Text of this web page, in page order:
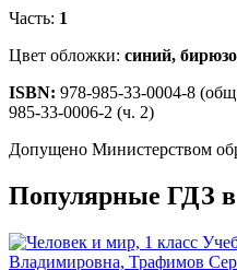
Часть: 1
Цвет обложки: синий,
ISBN: 978-985-33-0004-8
985-33-0006-2 (ч. 2)
Допущено Министерством
Популярные ГДЗ в